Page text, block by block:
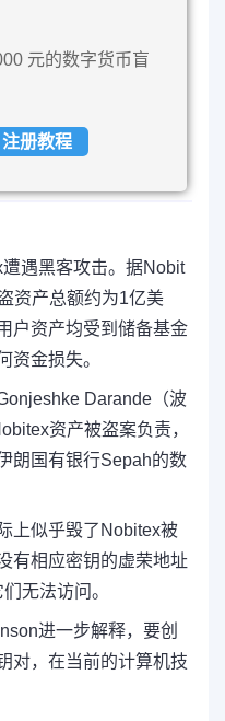
元的数字货币盲
注册教程
遇黑客攻击。据Nobit
资产总额约为1亿美
户资产均受到储备基金
资金损失。
Darande（波
资产被盗案负责，
朗国有银行Sepah的数
上似乎毁了Nobitex被
有相应密钥的虚荣地址
无法访问。
进一步解释，要创
对，在当前的计算机技